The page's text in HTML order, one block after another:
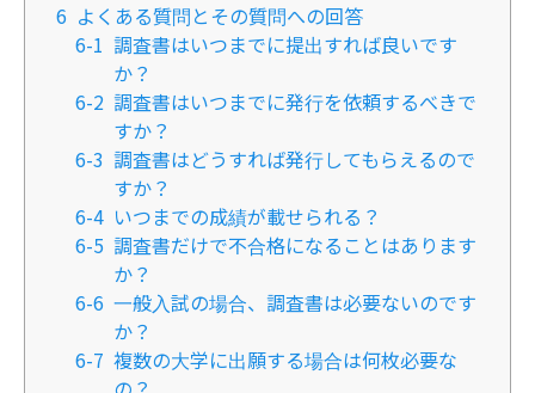
6 よくある質問とその質問への回答
6-1 調査書はいつまでに提出すれば良いです
か？
6-2 調査書はいつまでに発行を依頼するべきで
すか？
6-3 調査書はどうすれば発行してもらえるので
すか？
6-4 いつまでの成績が載せられる？
6-5 調査書だけで不合格になることはあります
か？
6-6 一般入試の場合、調査書は必要ないのです
か？
6-7 複数の大学に出願する場合は何枚必要な